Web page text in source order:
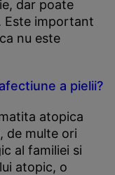
dar poate
Este important
nu este
a pielii?
atopica
de multe ori
al familiei si
atopic, o